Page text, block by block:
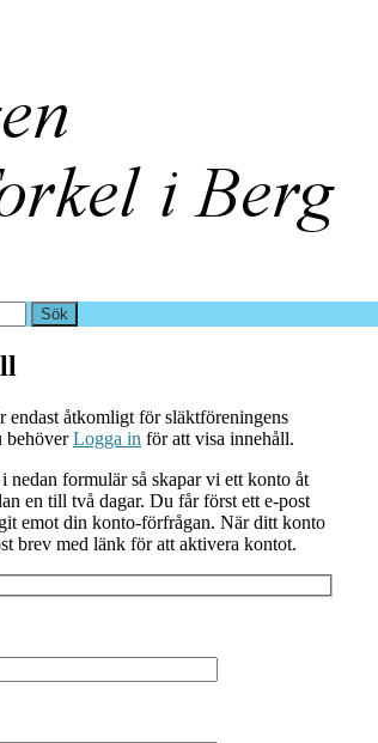
endast åtkomligt för släktföreningens
behöverLogga in för att visa innehåll.
formulär så skapar vi ett konto åt
en till två dagar. Du får först ett e-post
emot din konto-förfrågan. När ditt konto
brev med länk för att aktivera kontot.